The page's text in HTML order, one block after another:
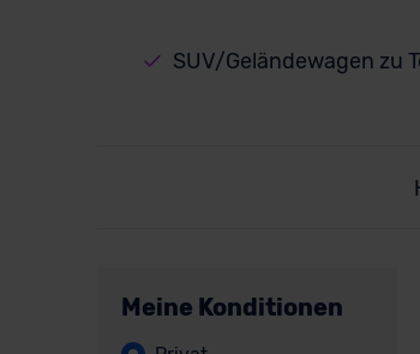
SUV/Geländewagen zu
Meine Konditionen